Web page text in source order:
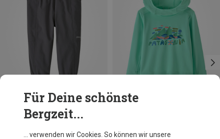
Du sparst 33%
Für Deine schönste
Bergzeit...
… verwenden wir Cookies. So können wir unsere